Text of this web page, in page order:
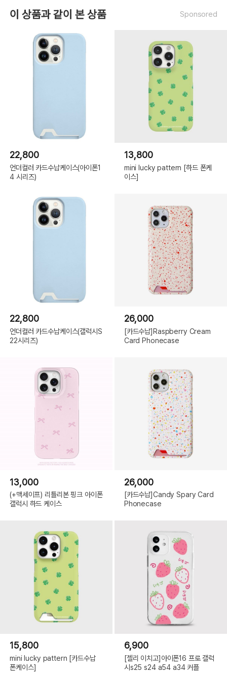
이 상품과 같이 본 상품 Sponsored
22,800
언더컬러 카드수납케이스(아이폰1
4 시리즈)
13,800
mini lucky pattern [하드 폰케
이스]
22,800
언더컬러 카드수납케이스(갤럭시S
22시리즈)
26,000
[카드수납]Raspberry Cream
Card Phonecase
13,000
(+맥세이프) 리틀리본 핑크 아이폰
갤럭시 하드 케이스
26,000
[카드수납]Candy Spary Card
Phonecase
15,800
mini lucky pattern [카드수납
폰케이스]
6,900
[젤리 이치고]아이폰16 프로 갤럭
시s25 s24 a54 a34 커플